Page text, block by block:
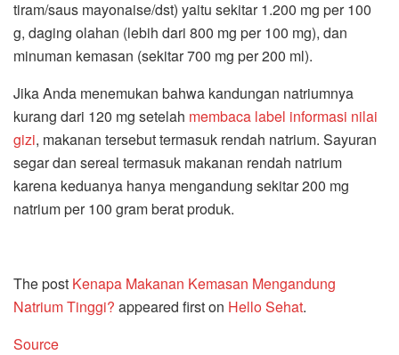
tiram/saus mayonaise/dst) yaitu sekitar 1.200 mg per 100
g, daging olahan (lebih dari 800 mg per 100 mg), dan
minuman kemasan (sekitar 700 mg per 200 ml).
Jika Anda menemukan bahwa kandungan natriumnya
kurang dari 120 mg setelah membaca label informasi nilai
gizi, makanan tersebut termasuk rendah natrium. Sayuran
segar dan sereal termasuk makanan rendah natrium
karena keduanya hanya mengandung sekitar 200 mg
natrium per 100 gram berat produk.
The post Kenapa Makanan Kemasan Mengandung
Natrium Tinggi? appeared first on Hello Sehat.
Source